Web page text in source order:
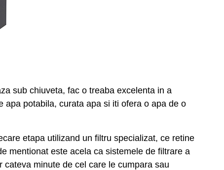
sub chiuveta, fac o treaba excelenta in a
apa potabila, curata apa si iti ofera o apa de o
etapa utilizand un filtru specializat, ce retine
mentionat este acela ca sistemele de filtrare a
minute de cel care le cumpara sau